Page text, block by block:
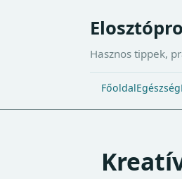
Hasznos tippek,
FőoldalEgészség